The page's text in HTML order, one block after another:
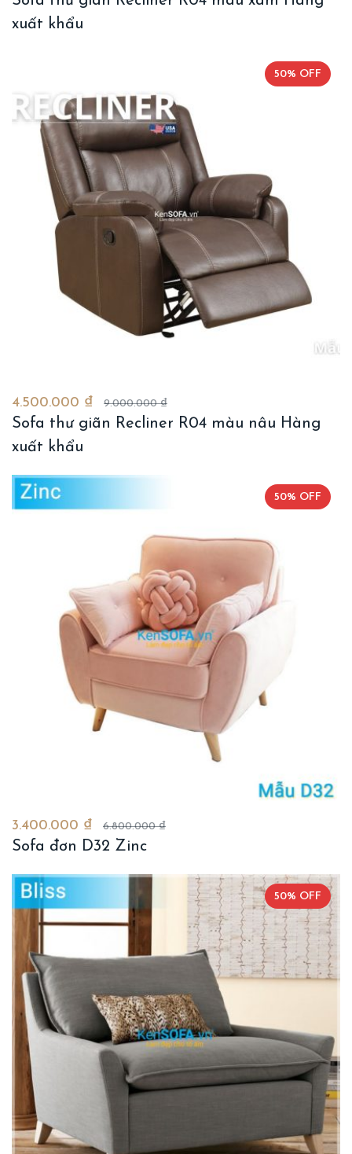
xuất khẩu
50% OFF
4.500.000 ₫ 9.000.000 ₫
Sofa thư giãn Recliner R04 màu nâu Hàng
xuất khẩu
50% OFF
3.400.000 ₫ 6.800.000 ₫
Sofa đơn D32 Zinc
50% OFF